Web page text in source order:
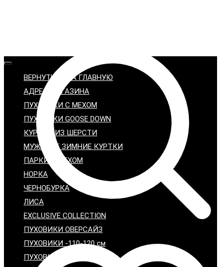
ВЕРНУТЬСЯ НА ГЛАВНУЮ
АДРЕС МАГАЗИНА
ПУХОВИКИ С МЕХОМ
ПУХОВИКИ GOOSE DOWN
КУРТКИ ИЗ ШЕРСТИ
МУЖСКИЕ ЗИМНИЕ КУРТКИ
ПАРКИ С МЕХОМ
НОРКА
ЧЕРНОБУРКА
ЛИСА
EXCLUSIVE COLLECTION
ПУХОВИКИ ОВЕРСАЙЗ
ПУХОВИКИ -110-120 см
ПУХОВИКИ - 95-100 см